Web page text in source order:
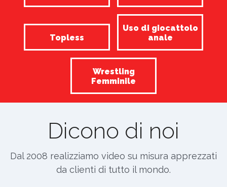
Topless
Uso di giocattolo
anale
Wrestling
Femminile
Dicono di noi
Dal 2008 realizziamo video su misura apprezzati
da clienti di tutto il mondo.